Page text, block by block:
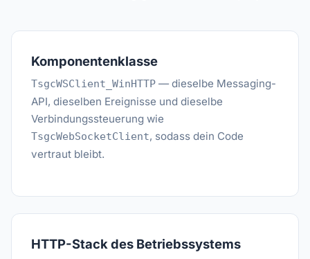
Komponentenklasse
TsgcWSClient_WinHTTP — dieselbe Messaging-
API, dieselben Ereignisse und dieselbe
Verbindungssteuerung wie
TsgcWebSocketClient, sodass dein Code
vertraut bleibt.
HTTP-Stack des Betriebssystems